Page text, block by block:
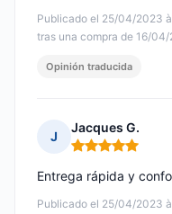
Publicado el 25/04/2023
tras una compra de 16/
Opinión traducida
J
Jacques G.
Nota: 5 de 5
Publicado el 25/04/2023
Entrega rápida y